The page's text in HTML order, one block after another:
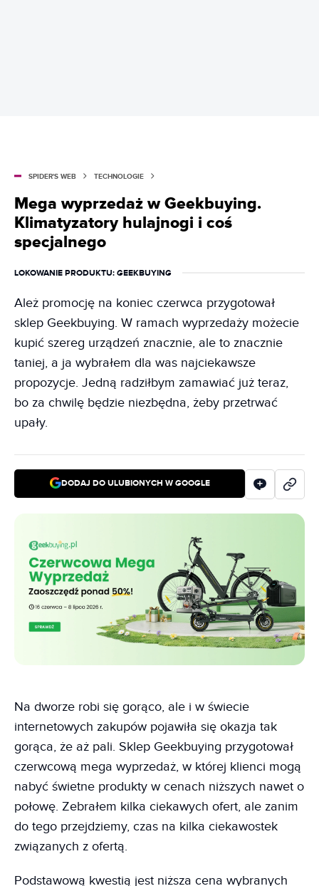
SPIDER'S WEB TECHNOLOGIE
Mega wyprzedaż w Geekbuying.
Klimatyzatory hulajnogi i coś
specjalnego
LOKOWANIE PRODUKTU: GEEKBUYING
Ależ promocję na koniec czerwca przygotował
sklep Geekbuying. W ramach wyprzedaży możecie
kupić szereg urządzeń znacznie, ale to znacznie
taniej, a ja wybrałem dla was najciekawsze
propozycje. Jedną radziłbym zamawiać już teraz,
bo za chwilę będzie niezbędna, żeby przetrwać
upały.
DODAJ DO ULUBIONYCH W GOOGLE
Na dworze robi się gorąco, ale i w świecie
internetowych zakupów pojawiła się okazja tak
gorąca, że aż pali. Sklep Geekbuying przygotował
czerwcową mega wyprzedaż, w której klienci mogą
nabyć świetne produkty w cenach niższych nawet o
połowę. Zebrałem kilka ciekawych ofert, ale zanim
do tego przejdziemy, czas na kilka ciekawostek
związanych z ofertą.
Podstawową kwestią jest niższa cena wybranych